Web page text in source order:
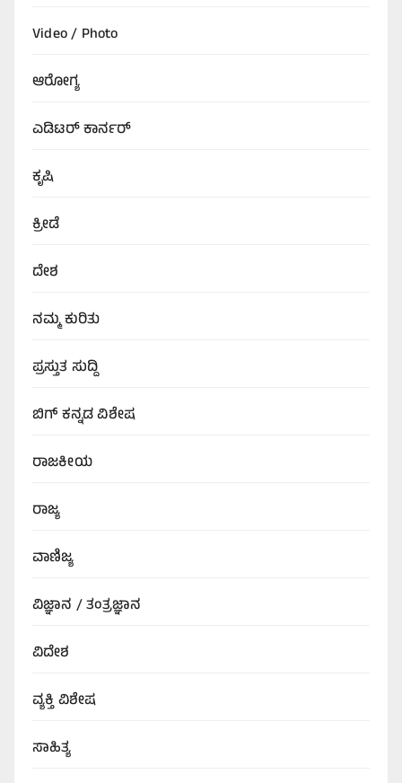
Video / Photo
ಆರೋಗ್ಯ
ಎಡಿಟರ್‌ ಕಾರ್ನರ್
ಕೃಷಿ
ಕ್ರೀಡೆ
ದೇಶ
ನಮ್ಮ ಕುರಿತು
ಪ್ರಸ್ತುತ ಸುದ್ದಿ
ಬಿಗ್‌ ಕನ್ನಡ ವಿಶೇಷ
ರಾಜಕೀಯ
ರಾಜ್ಯ
ವಾಣಿಜ್ಯ
ವಿಜ್ಞಾನ / ತಂತ್ರಜ್ಞಾನ
ವಿದೇಶ
ವ್ಯಕ್ತಿ ವಿಶೇಷ
ಸಾಹಿತ್ಯ